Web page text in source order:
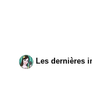
Les dernières